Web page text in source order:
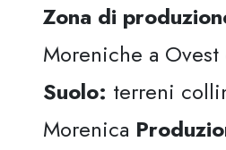
Zona di
Moreniche a
Suolo: terreni
Morenica